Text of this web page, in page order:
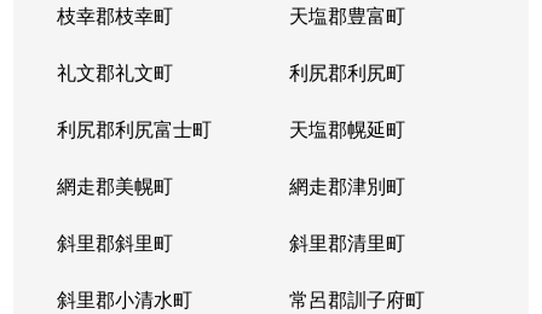
枝幸郡枝幸町 天塩郡豊富町
礼文郡礼文町 利尻郡利尻町
利尻郡利尻富士町 天塩郡幌延町
網走郡美幌町 網走郡津別町
斜里郡斜里町 斜里郡清里町
斜里郡小清水町 常呂郡訓子府町